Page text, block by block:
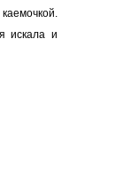
искала и